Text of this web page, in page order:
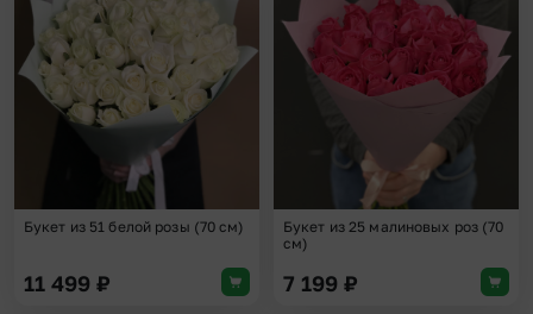
Добавить в избранное
Букет из 51 белой розы (70 см)
11 499 ₽
Букет из 25 малиновых роз (70
см)
7 199 ₽